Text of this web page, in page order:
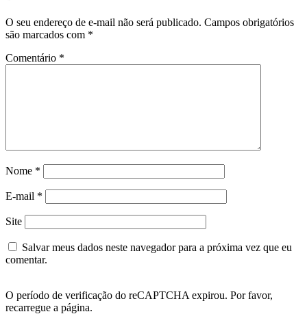
O seu endereço de e-mail não será publicado. Campos obrigatórios
são marcados com *
Comentário *
Nome *
E-mail *
Site
Salvar meus dados neste navegador para a próxima vez que eu
comentar.
O período de verificação do reCAPTCHA expirou. Por favor,
recarregue a página.